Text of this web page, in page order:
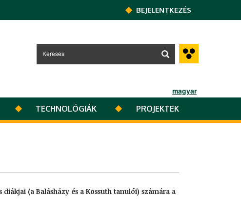
BEJELENTKEZÉS
magyar
TECHNOLÓGIÁK PROJEKTEK
(a Balásházy és a Kossuth tanulói) számára a